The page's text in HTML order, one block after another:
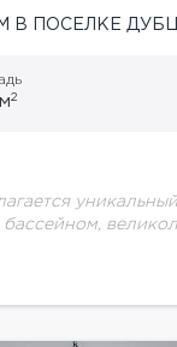
В ПОСЕЛКЕ
2
бассейном,
в д.